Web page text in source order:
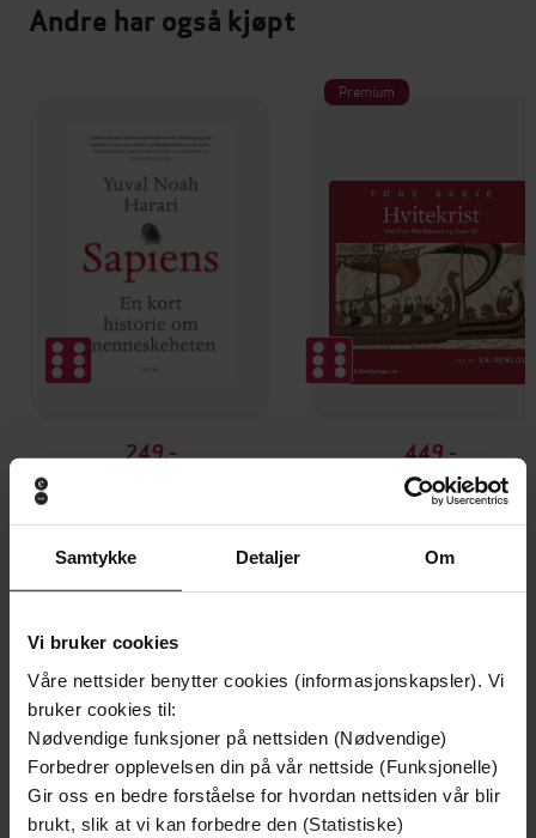
Samtykke Detaljer Om
Vi bruker cookies
Våre nettsider benytter cookies (informasjonskapsler). Vi
bruker cookies til:
Nødvendige funksjoner på nettsiden (Nødvendige)
Forbedrer opplevelsen din på vår nettside (Funksjonelle)
Gir oss en bedre forståelse for hvordan nettsiden vår blir
brukt, slik at vi kan forbedre den (Statistiske)
Andre har også kjøpt
249,-
Premium
449,-
Hvitekrist
Tore Skeie
Undertittel Strandsteder, utvekslingssteder og
småbyer i vikingtid, middelalder og tidlig
nytid
Forfattere Chris Callow(forfatter),Finn-Einar Eliassen
(redaktør),Frans-Arne Stylegar(forfatter),